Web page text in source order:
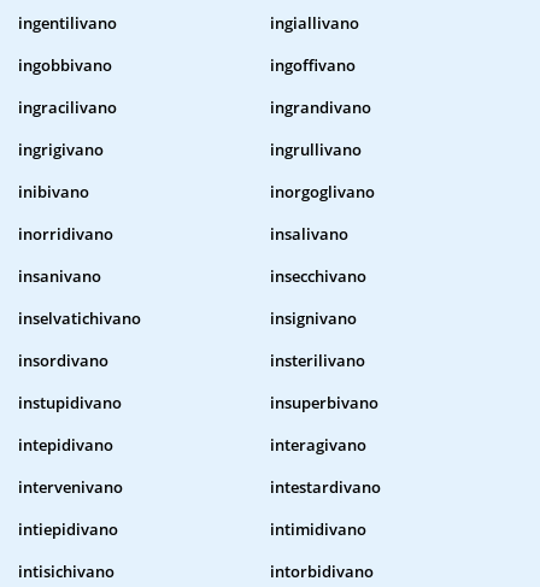
ingentilivano
ingiallivano
ingobbivano
ingoffivano
ingracilivano
ingrandivano
ingrigivano
ingrullivano
inibivano
inorgoglivano
inorridivano
insalivano
insanivano
insecchivano
inselvatichivano
insignivano
insordivano
insterilivano
instupidivano
insuperbivano
intepidivano
interagivano
intervenivano
intestardivano
intiepidivano
intimidivano
intisichivano
intorbidivano